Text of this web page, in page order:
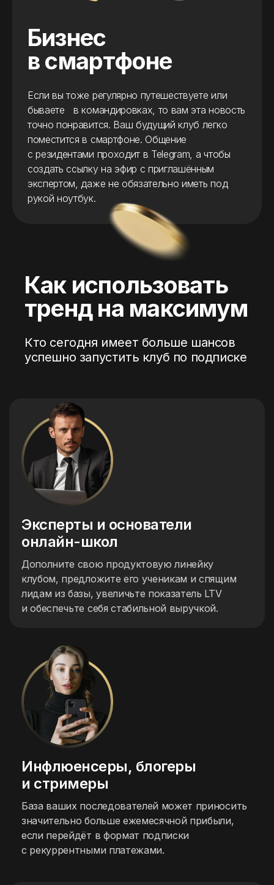
Бизнес
в смартфоне
Если вы тоже регулярно путешествуете или
бываете в командировках, то вам эта новость
точно понравится. Ваш будущий клуб легко
поместится в смартфоне. Общение
с резидентами проходит в Telegram, а чтобы
создать ссылку на эфир с приглашённым
экспертом, даже не обязательно иметь под
рукой ноутбук.
Как использовать
тренд на максимум
Кто сегодня имеет больше шансов
успешно запустить клуб по подписке
Эксперты и основатели
онлайн-школ
Дополните свою продуктовую линейку
клубом, предложите его ученикам и спящим
лидам из базы, увеличьте показатель LTV
и обеспечьте себя стабильной выручкой.
Инфлюенсеры, блогеры
и стримеры
База ваших последователей может приносить
значительно больше ежемесячной прибыли,
если перейдёт в формат подписки
с рекуррентными платежами.